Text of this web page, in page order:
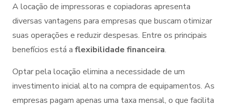
A locação de impressoras e copiadoras apresenta
diversas vantagens para empresas que buscam otimizar
suas operações e reduzir despesas. Entre os principais
benefícios está a flexibilidade financeira.
Optar pela locação elimina a necessidade de um
investimento inicial alto na compra de equipamentos. As
empresas pagam apenas uma taxa mensal, o que facilita